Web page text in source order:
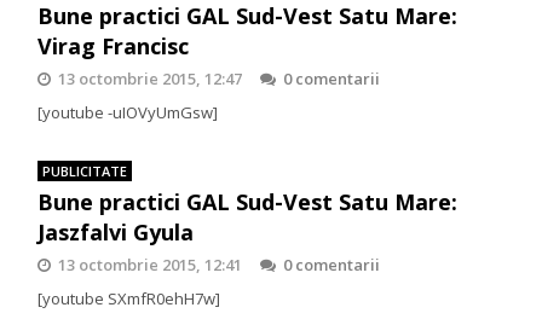
Bune practici GAL Sud-Vest Satu Mare:
Virag Francisc
13 octombrie 2015, 12:47
0 comentarii
[youtube -uIOVyUmGsw]
PUBLICITATE
Bune practici GAL Sud-Vest Satu Mare:
Jaszfalvi Gyula
13 octombrie 2015, 12:41
0 comentarii
[youtube SXmfR0ehH7w]